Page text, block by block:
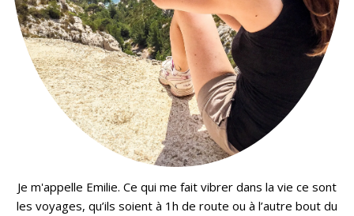
Je m'appelle Emilie. Ce qui me fait vibrer dans la vie ce sont
les voyages, qu’ils soient à 1h de route ou à l’autre bout du